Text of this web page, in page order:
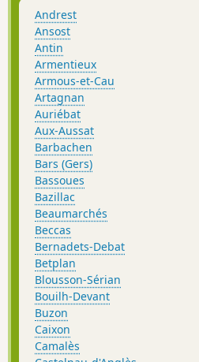
Andrest
Ansost
Antin
Armentieux
Armous-et-Cau
Artagnan
Auriébat
Aux-Aussat
Barbachen
Bars (Gers)
Bassoues
Bazillac
Beaumarchés
Beccas
Bernadets-Debat
Betplan
Blousson-Sérian
Bouilh-Devant
Buzon
Caixon
Camalès